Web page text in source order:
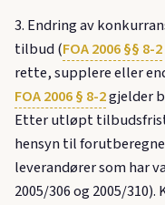
3. Endring av
tilbud (FOA 2006 §§ 8-2
rette, supplere eller
FOA 2006 § 8-2gjelder
Etter utløpt
hensyn til
leverandører som har
2005/306 og 2005/